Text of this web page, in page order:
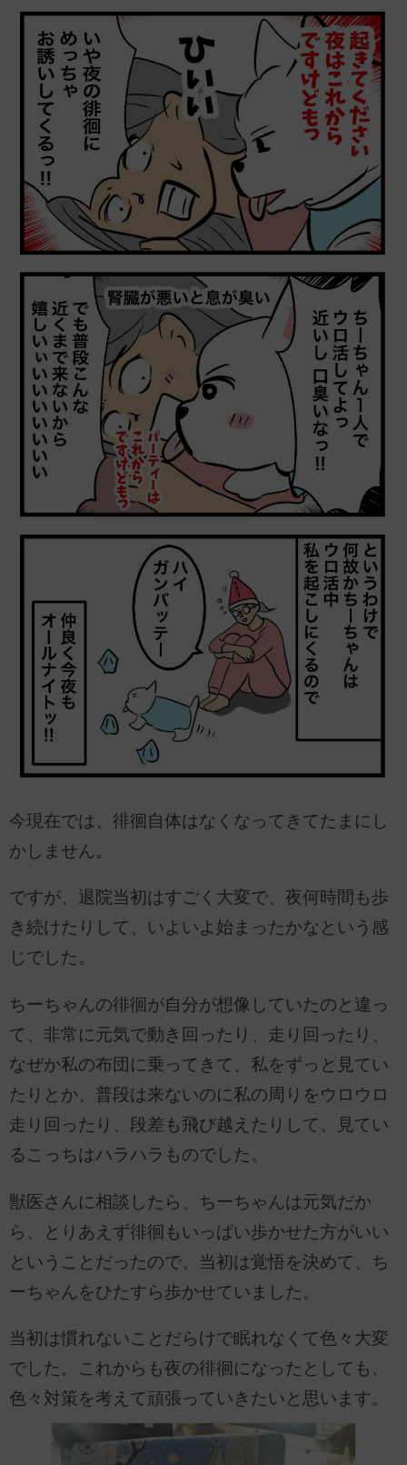
今現在では、徘徊自体はなくなってきてたまにし
かしません。
ですが、退院当初はすごく大変で、夜何時間も歩
き続けたりして、いよいよ始まったかなという感
じでした。
ちーちゃんの徘徊が自分が想像していたのと違っ
て、非常に元気で動き回ったり、走り回ったり、
なぜか私の布団に乗ってきて、私をずっと見てい
たりとか、普段は来ないのに私の周りをウロウロ
走り回ったり、段差も飛び越えたりして、見てい
るこっちはハラハラものでした。
獣医さんに相談したら、ちーちゃんは元気だか
ら、とりあえず徘徊もいっぱい歩かせた方がいい
ということだったので、当初は覚悟を決めて、ち
ーちゃんをひたすら歩かせていました。
当初は慣れないことだらけで眠れなくて色々大変
でした。これからも夜の徘徊になったとしても、
色々対策を考えて頑張っていきたいと思います。